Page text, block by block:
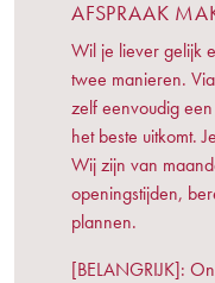
AFSPRAAK
Wil je liever gelijk
twee manieren.
zelf eenvoudig
het beste uitkomt.
Wij zijn van
openingstijden,
plannen.
[BELANGRIJK]: